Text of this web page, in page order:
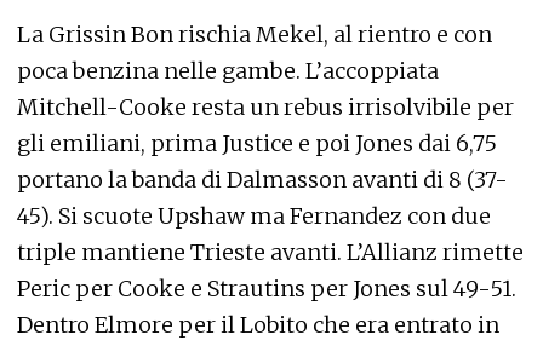
La Grissin Bon rischia Mekel, al rientro e con
poca benzina nelle gambe. L’accoppiata
Mitchell-Cooke resta un rebus irrisolvibile per
gli emiliani, prima Justice e poi Jones dai 6,75
portano la banda di Dalmasson avanti di 8 (37-
45). Si scuote Upshaw ma Fernandez con due
triple mantiene Trieste avanti. L’Allianz rimette
Peric per Cooke e Strautins per Jones sul 49-51.
Dentro Elmore per il Lobito che era entrato in